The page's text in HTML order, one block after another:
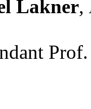
Lakner,